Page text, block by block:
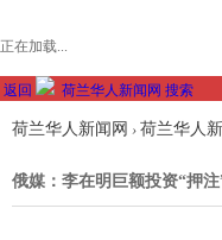
正在加载...
返回 荷兰华人新闻网 搜索
荷兰华人新闻网 › 荷兰华人
俄媒：李在明巨额投资“押